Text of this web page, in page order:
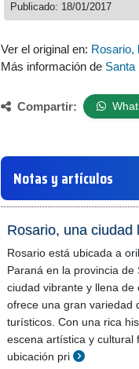
Publicado: 18/01/2017
Ver el original en: Rosario,
Más información de Santa
Compartir:
Notas y artículos
Rosario, una ciudad
Rosario está ubicada a
Paraná en la provincia de
ciudad vibrante y llena de
ofrece una gran variedad
turísticos. Con una rica
escena artística y cultural
ubicación pri